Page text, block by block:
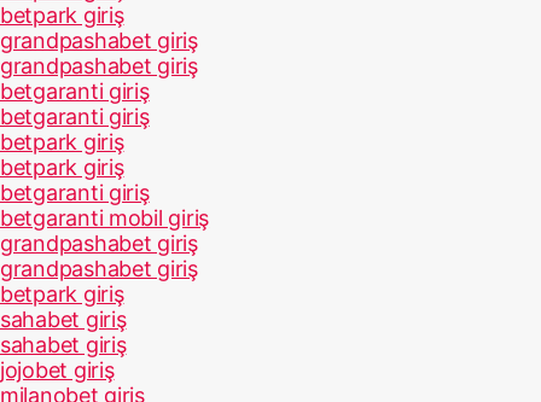
betpark giriş
grandpashabet giriş
grandpashabet giriş
betgaranti giriş
betgaranti giriş
betpark giriş
betpark giriş
betgaranti giriş
betgaranti mobil giriş
grandpashabet giriş
grandpashabet giriş
betpark giriş
sahabet giriş
sahabet giriş
jojobet giriş
milanobet giriş